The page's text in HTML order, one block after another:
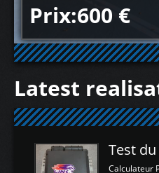
Prix:600 €
Latest
Calculateur